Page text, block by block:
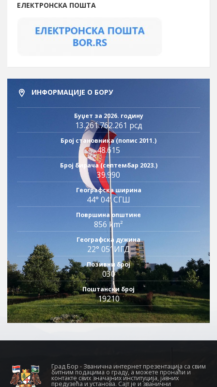
ЕЛЕКТРОНСКА ПОШТА
ИНФОРМАЦИЈЕ О БОРУ
Буџет за 2026. годину
13.261.762.261 рсд
Број становника (попис 2011.)
48.615
Број бирача (септембар 2023.)
39.990
Географска ширина
44° 04′ СГШ
Површина општине
856 km²
Географска дужина
22° 05′ ИГД
Позивни број
030
Поштански број
19210
Град Бор - Званична интернет презентација са свим
битним подацима о граду, а можете пронаћи и
контакте свих значајних институција, јавних
предузећа и установа. Сајт је и званични